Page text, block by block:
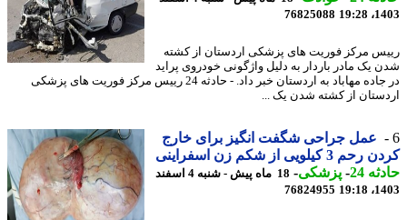
76825088
مرکز فوریت های پزشکی اردستان از کشته
یک مادر باردار به دلیل واژگونی خودروی پراید
در جاده مهاباد به اردستان خبر داد. - حادثه 24 رییس مرکز فوریت های پزشکی
از کشته شدن یک ...
عمل جراحی شگفت انگیز برای خارج
کیلویی از شکم زن اسفراینی
24
-پزشکی-
18 ماه پیش - شنبه 4 اسفند
76824955